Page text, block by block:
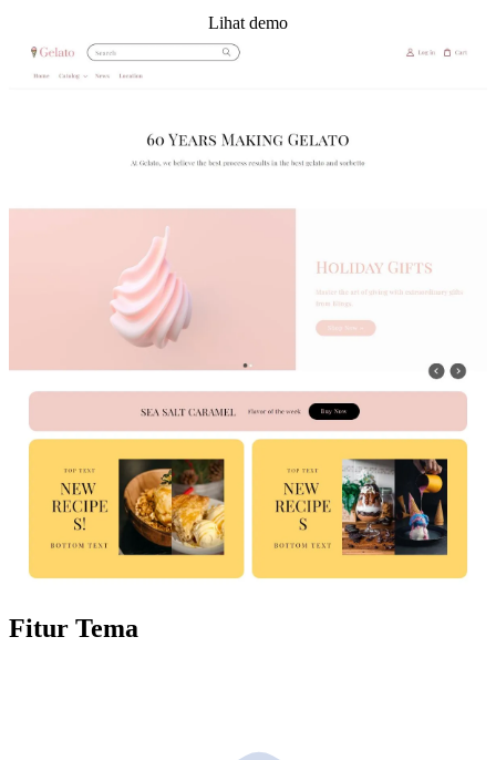
Lihat demo
Fitur Tema